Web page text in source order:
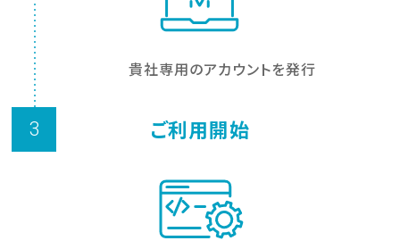
貴社専用のアカウントを発行
3 ご利用開始